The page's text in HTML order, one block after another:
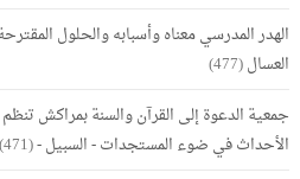
الهدر المدرسي معناه وأسبابه والحلول
العسال(477)
جمعية الدعوة إلى القرآن والسنة بمراكش
الأحداث في ضوء المستجدات - السبيل -(471)